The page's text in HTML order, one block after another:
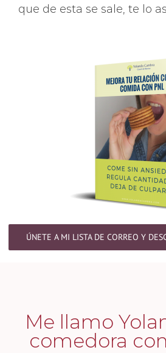
que de esta se sale, te lo
ÚNETE A MI LISTA DE CORREO Y
Me llamo
comedora